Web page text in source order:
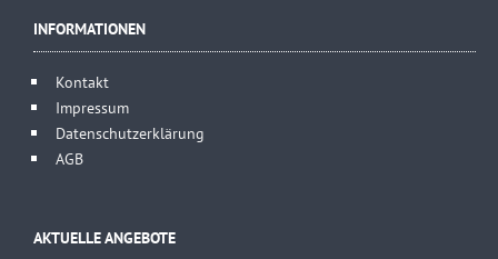
INFORMATIONEN
Kontakt
Impressum
Datenschutzerklärung
AGB
AKTUELLE ANGEBOTE